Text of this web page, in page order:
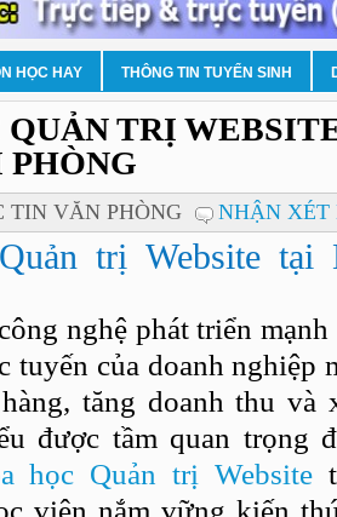
HỌC HAY THÔNG TIN TUYỂN SINH
TRỊ
TIN VĂN PHÒNG NHẬN
trị Website tại
nghệ phát triển
tuyến của doanh nghiệp
tăng doanh thu và
được tầm quan trọng
học Quản trị Website
viên nắm vững kiến